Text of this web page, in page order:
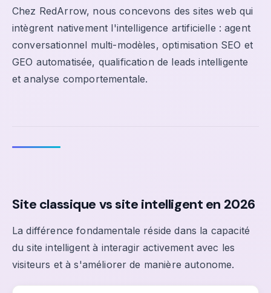
Chez RedArrow, nous concevons des sites web qui
intègrent nativement l'intelligence artificielle : agent
conversationnel multi-modèles, optimisation SEO et
GEO automatisée, qualification de leads intelligente
et analyse comportementale.
Site classique vs site intelligent en 2026
La différence fondamentale réside dans la capacité
du site intelligent à interagir activement avec les
visiteurs et à s'améliorer de manière autonome.